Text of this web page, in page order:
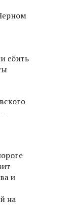
сбить
и
на